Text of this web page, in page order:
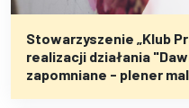
Stowarzyszenie „Klub
realizacji działania
zapomniane - plener